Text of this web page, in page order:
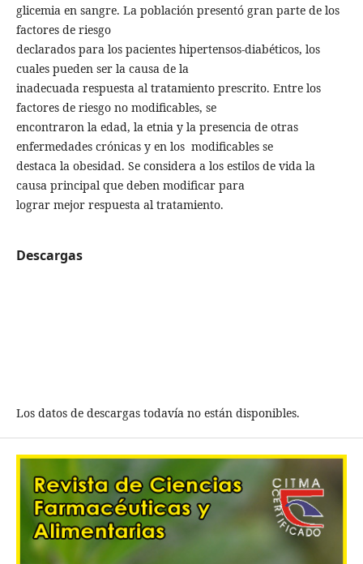
glicemia en sangre. La población presentó gran parte de los
factores de riesgo
declarados para los pacientes hipertensos-diabéticos, los
cuales pueden ser la causa de la
inadecuada respuesta al tratamiento prescrito. Entre los
factores de riesgo no modificables, se
encontraron la edad, la etnia y la presencia de otras
enfermedades crónicas y en los modificables se
destaca la obesidad. Se considera a los estilos de vida la
causa principal que deben modificar para
lograr mejor respuesta al tratamiento.
Descargas
Los datos de descargas todavía no están disponibles.